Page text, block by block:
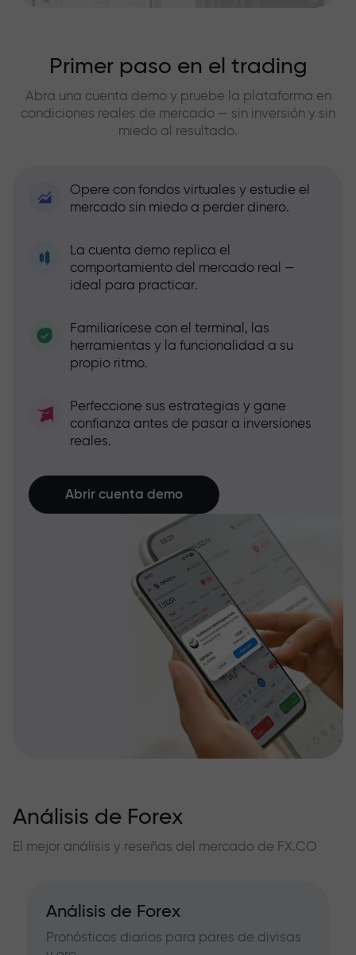
Primer paso en el trading
Abra una cuenta demo y pruebe la plataforma en
condiciones reales de mercado — sin inversión y sin
miedo al resultado.
Opere con fondos virtuales y estudie el
mercado sin miedo a perder dinero.
La cuenta demo replica el
comportamiento del mercado real —
ideal para practicar.
Familiarícese con el terminal, las
herramientas y la funcionalidad a su
propio ritmo.
Perfeccione sus estrategias y gane
confianza antes de pasar a inversiones
reales.
Abrir cuenta demo
Análisis de Forex
El mejor análisis y reseñas del mercado de FX.CO
Análisis de Forex
Pronósticos diarios para pares de divisas